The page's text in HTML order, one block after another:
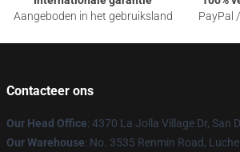
Aangeboden in het gebruiksland
PayPal
Contacteer ons
Our Head Office: 4370 La Jolla Village Dr, San
Our Warehouse: No. 3535 Renmin Road,